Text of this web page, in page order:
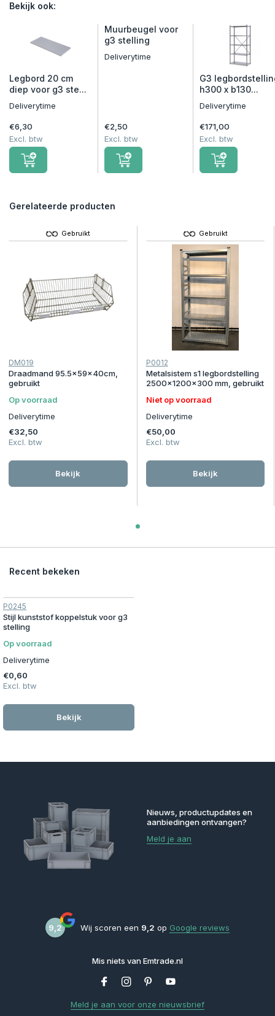
Bekijk ook:
Legbord 20 cm
diep voor g3 ste...
Deliverytime
€6,30
Excl. btw
Muurbeugel voor
g3 stelling
Deliverytime
€2,50
Excl. btw
G3
h300 x b130...
Deliverytime
€171,00
Excl. btw
Gerelateerde producten
Gebruikt
DM019
Draadmand 95.5x59x40cm,
gebruikt
Op voorraad
Deliverytime
€32,50
Excl. btw
Bekijk
Gebruikt
P0012
Metalsistem s1 legbordstelling
2500x1200x300 mm, gebruikt
Niet op voorraad
Deliverytime
€50,00
Excl. btw
Bekijk
Recent bekeken
P0245
Stijl kunststof koppelstuk voor g3
stelling
Op voorraad
Deliverytime
€0,60
Excl. btw
Bekijk
Nieuws, productupdates en
aanbiedingen ontvangen?
Meld je aan
9,2 Wij scoren een 9,2 op Google reviews
Mis niets van Emtrade.nl
Meld je aan voor onze nieuwsbrief